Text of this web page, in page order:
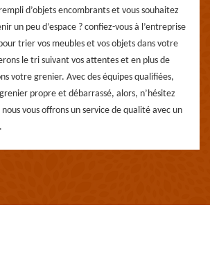
d’objets encombrants et vous souhaitez
un peu d’espace ? confiez-vous à l’entreprise
trier vos meubles et vos objets dans votre
le tri suivant vos attentes et en plus de
votre grenier. Avec des équipes qualifiées,
propre et débarrassé, alors, n’hésitez
vous offrons un service de qualité avec un